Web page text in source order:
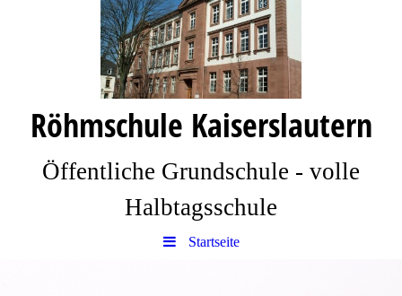
Röhmschule Kaiserslautern
Öffentliche Grundschule - volle
Halbtagsschule
Startseite